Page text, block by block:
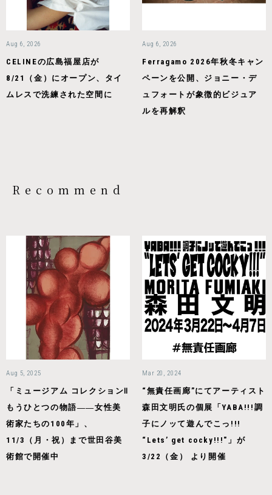
Aug 6, 2026
CELINEの広島福屋店が
8/21（金）にオープン、タイ
ムレスで洗練された空間に
Aug 6, 2026
Ferragamo 2026年秋冬キャン
ペーンを公開、ジョニー・デ
ュフォートが象徴的ビジュア
ルを再解釈
Recommend
Aug 5, 2025
「ミュージアム コレクションⅡ
もうひとつの物語――女性美
術家たちの100年」、
11/3（月・祝）まで世田谷美
術館で開催中
Mar 20, 2024
“無責任画廊”にてアーティスト
森⽥⽂明⽒の個展「YABA!!!調
⼦にノッて遊んでこっ!!!
“Letsʼ get cocky!!!"」が
3/22（⾦） より開催